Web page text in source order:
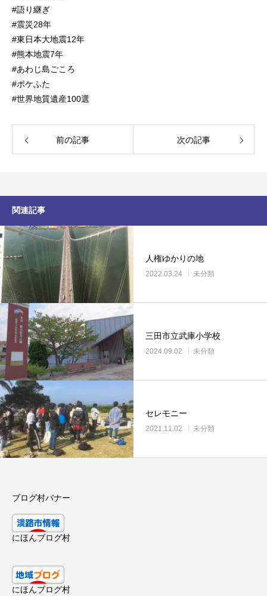
#語り継ぎ
#震災28年
#東日本大地震12年
#熊本地震7年
#あわじ島ごころ
#ポケふた
#世界地質遺産100選
前の記事 次の記事
関連記事
人権ゆかりの地
2022.03.24 未分類
三田市立武庫小学校
2024.09.02 未分類
セレモニー
2021.11.02 未分類
ブログ村バナー
にほんブログ村
にほんブログ村